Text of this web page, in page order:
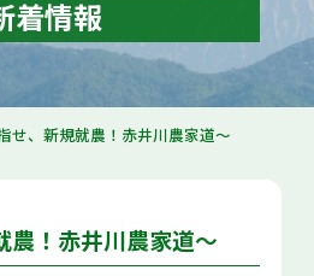
着情報
せ、新規就農！赤井川農家道～
農！赤井川農家道～